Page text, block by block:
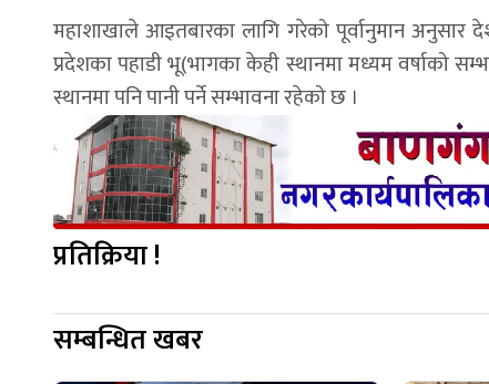
महाशाखाले आइतबारका लागि गरेको पूर्वानुमान अनुसार
प्रदेशका पहाडी भू(भागका केही स्थानमा मध्यम वर्षाको
स्थानमा पनि पानी पर्ने सम्भावना रहेको छ ।
प्रतिक्रिया !
सम्बन्धित खबर